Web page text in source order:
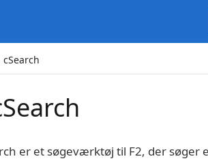
cSearch
er et søgeværktøj til F2, der